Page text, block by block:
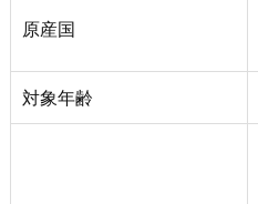
原産国
対象年齢